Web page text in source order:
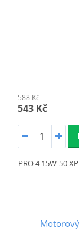
588 Kč
543 Kč
PRO 4 15W-50